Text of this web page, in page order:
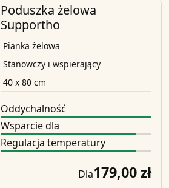
Poduszka żelowa
Supportho
Pianka żelowa
Stanowczy i wspierający
40 x 80 cm
Oddychalność
Wsparcie dla
Regulacja temperatury
Dla179,00 zł